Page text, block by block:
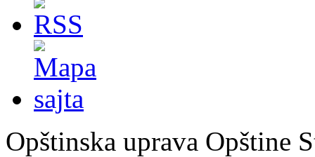
Opštinska uprava Opštine